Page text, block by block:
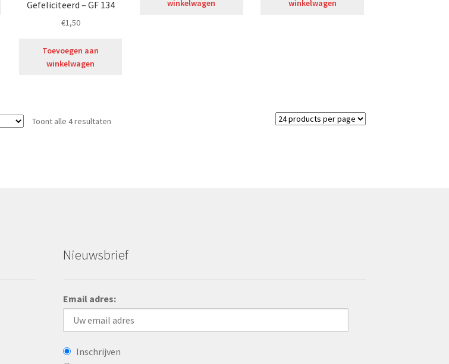
Gefeliciteerd – GF 134
€1,50
Toevoegen aan
winkelwagen
winkelwagen
winkelwagen
Toont alle 4 resultaten
Nieuwsbrief
Email adres:
Inschrijven